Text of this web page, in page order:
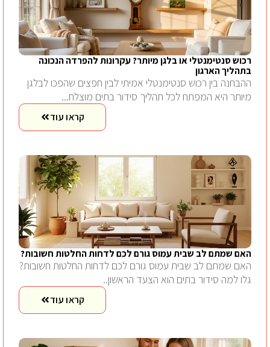
רכוש סנטימנטלי או בלגן מיותר? עקרונות להפרדה הנכונה
בתהליך הארגון
ההבחנה בין רכוש סנטימנטלי אמיתי לבין חפצים שהפכו לבלגן
מיותר היא המפתח לכל תהליך סידור בתים מוצלח...
קראו עוד
האם שמתם לב שבית עמוס גורם לכם לדחות החלטות חשובות?
האם שמתם לב שבית עמוס גורם לכם לדחות החלטות חשובות?
גלו למה סידור בתים הוא הצעד הראשון..
קראו עוד